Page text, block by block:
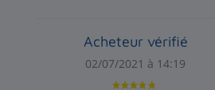
Acheteur vérifié
02/07/2021 à 14:19